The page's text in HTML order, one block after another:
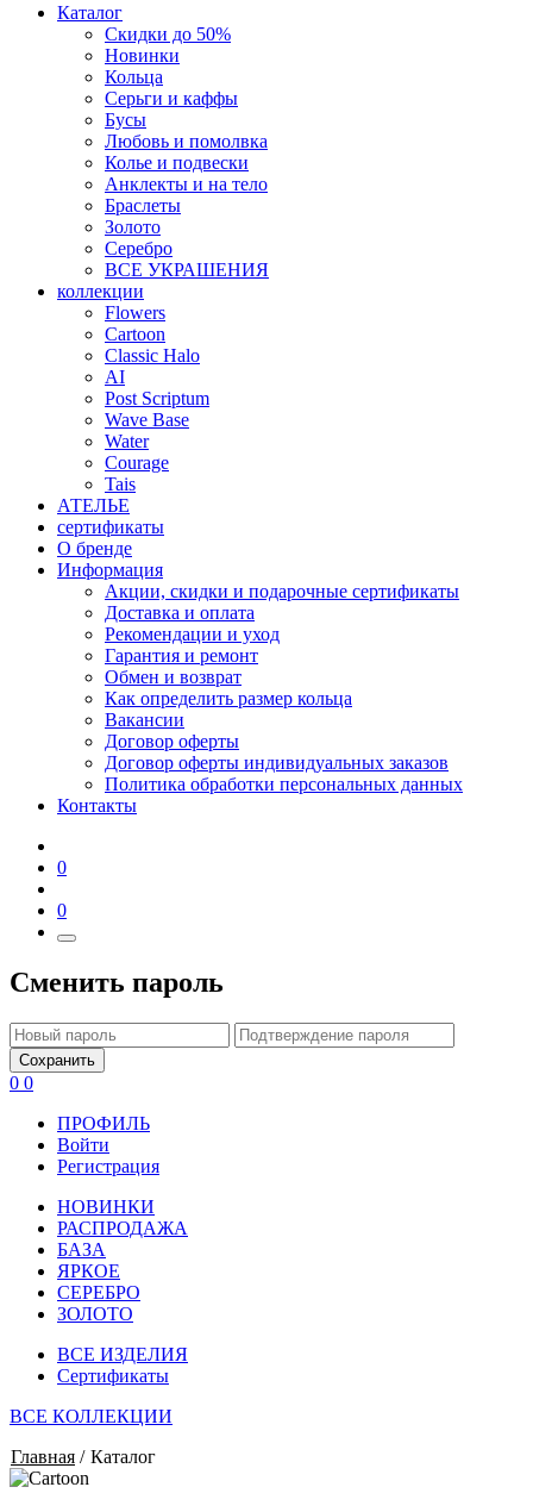
Каталог
Скидки до 50%
Новинки
Кольца
Серьги и каффы
Бусы
Любовь и помолвка
Колье и подвески
Анклекты и на тело
Браслеты
Золото
Серебро
ВСЕ УКРАШЕНИЯ
коллекции
Flowers
Cartoon
Classic Halo
AI
Post Scriptum
Wave Base
Water
Courage
Tais
АТЕЛЬЕ
сертификаты
О бренде
Информация
Акции, скидки и подарочные сертификаты
Доставка и оплата
Рекомендации и уход
Гарантия и ремонт
Обмен и возврат
Как определить размер кольца
Вакансии
Договор оферты
Договор оферты индивидуальных заказов
Политика обработки персональных данных
Контакты
0
0
Сменить пароль
Сохранить
0 0
ПРОФИЛЬ
Войти
Регистрация
НОВИНКИ
РАСПРОДАЖА
БАЗА
ЯРКОЕ
СЕРЕБРО
ЗОЛОТО
ВСЕ ИЗДЕЛИЯ
Сертификаты
ВСЕ КОЛЛЕКЦИИ
Главная / Каталог